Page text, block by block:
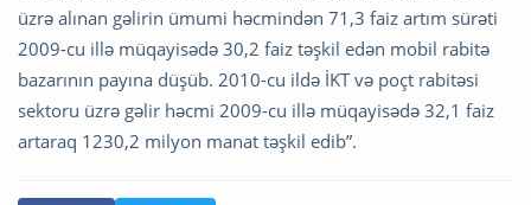
üzrə alınan gəlirin ümumi həcmindən 71,3 faiz artım sürəti
2009-cu illə müqayisədə 30,2 faiz təşkil edən mobil rabitə
bazarının payına düşüb. 2010-cu ildə İKT və poçt rabitəsi
sektoru üzrə gəlir həcmi 2009-cu illə müqayisədə 32,1 faiz
artaraq 1230,2 milyon manat təşkil edib”.